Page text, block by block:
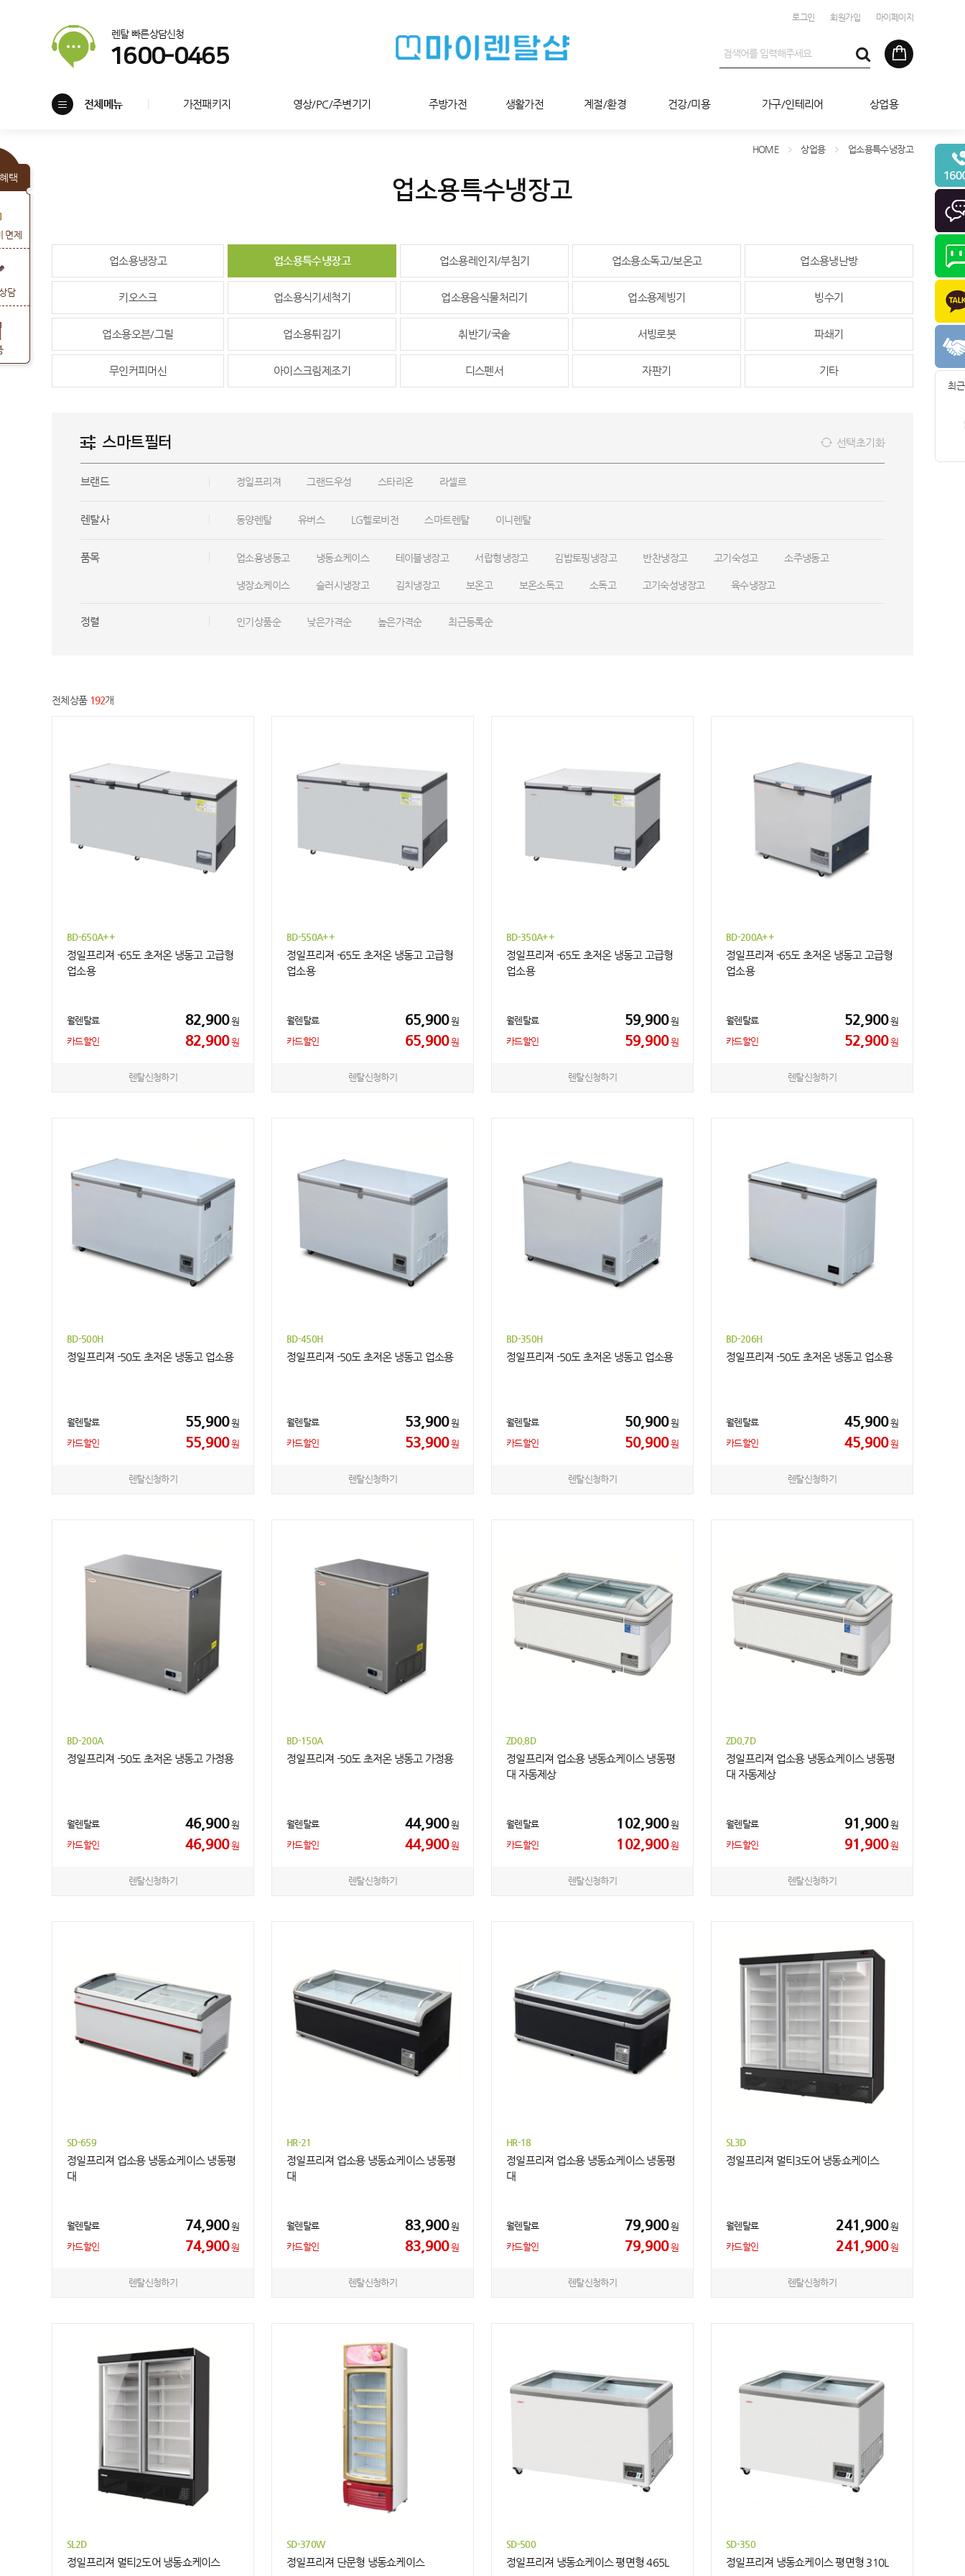
로그인 회원가입 마이페이지
렌탈 빠른상담신청
1600-0465
전체메뉴 가전패키지 영상/PC/주변기기 주방가전 생활가전 계절/환경 건강/미용 가구/인테리어 상업용
택
면제
담
최
업소용특수냉장고
HOME 상업용 업소용특수냉장고
업소용냉장고 업소용특수냉장고 업소용레인지/부침기 업소용소독고/보온고 업소용냉난방
키오스크 업소용식기세척기 업소용음식물처리기 업소용제빙기 빙수기
업소용오븐/그릴 업소용튀김기 취반기/국솥 서빙로봇 파쇄기
무인커피머신 아이스크림제조기 디스펜서 자판기 기타
스마트필터 선택초기화
브랜드 정일프리져 그랜드우성 스타리온 라셀르
렌탈사 동양렌탈 유버스 LG헬로비전 스마트렌탈 이니렌탈
품목 업소용냉동고 냉동쇼케이스 테이블냉장고 서랍형냉장고 김밥토핑냉장고 반찬냉장고 고기숙성고 소주냉동고
냉장쇼케이스 슬러시냉장고 김치냉장고 보온고 보온소독고 소독고 고기숙성냉장고 육수냉장고
정렬 인기상품순 낮은가격순 높은가격순 최근등록순
전체상품 192개
BD-650A++
정일프리져 -65도 초저온 냉동고 고급형
업소용
월렌탈료 82,900원
카드할인
82,900원
렌탈신청하기
BD-550A++
정일프리져 -65도 초저온 냉동고 고급형
업소용
월렌탈료 65,900원
카드할인
65,900원
렌탈신청하기
BD-350A++
정일프리져 -65도 초저온 냉동고 고급형
업소용
월렌탈료 59,900원
카드할인
59,900원
렌탈신청하기
BD-200A++
정일프리져 -65도 초저온 냉동고 고급형
업소용
월렌탈료 52,900원
카드할인
52,900원
렌탈신청하기
BD-500H
정일프리져 -50도 초저온 냉동고 업소용
월렌탈료 55,900원
카드할인
55,900원
렌탈신청하기
BD-450H
정일프리져 -50도 초저온 냉동고 업소용
월렌탈료 53,900원
카드할인
53,900원
렌탈신청하기
BD-350H
정일프리져 -50도 초저온 냉동고 업소용
월렌탈료 50,900원
카드할인
50,900원
렌탈신청하기
BD-206H
정일프리져 -50도 초저온 냉동고 업소용
월렌탈료 45,900원
카드할인
45,900원
렌탈신청하기
BD-200A
정일프리져 -50도 초저온 냉동고 가정용
월렌탈료 46,900원
카드할인
46,900원
렌탈신청하기
BD-150A
정일프리져 -50도 초저온 냉동고 가정용
월렌탈료 44,900원
카드할인
44,900원
렌탈신청하기
ZD0.8D
정일프리져 업소용 냉동쇼케이스 냉동평
대 자동제상
월렌탈료 102,900원
카드할인
102,900원
렌탈신청하기
ZD0.7D
정일프리져 업소용 냉동쇼케이스 냉동평
대 자동제상
월렌탈료 91,900원
카드할인
91,900원
렌탈신청하기
SD-659
정일프리져 업소용 냉동쇼케이스 냉동평
대
월렌탈료 74,900원
카드할인
74,900원
렌탈신청하기
HR-21
정일프리져 업소용 냉동쇼케이스 냉동평
대
월렌탈료 83,900원
카드할인
83,900원
렌탈신청하기
HR-18
정일프리져 업소용 냉동쇼케이스 냉동평
대
월렌탈료 79,900원
카드할인
79,900원
렌탈신청하기
SL3D
정일프리져 멀티3도어 냉동쇼케이스
월렌탈료 241,900원
카드할인
241,900원
렌탈신청하기
SL2D
정일프리져 멀티2도어 냉동쇼케이스
SD-370W
정일프리져 단문형 냉동쇼케이스
SD-500
정일프리져 냉동쇼케이스 평면형 465L
SD-350
정일프리져 냉동쇼케이스 평면형 310L